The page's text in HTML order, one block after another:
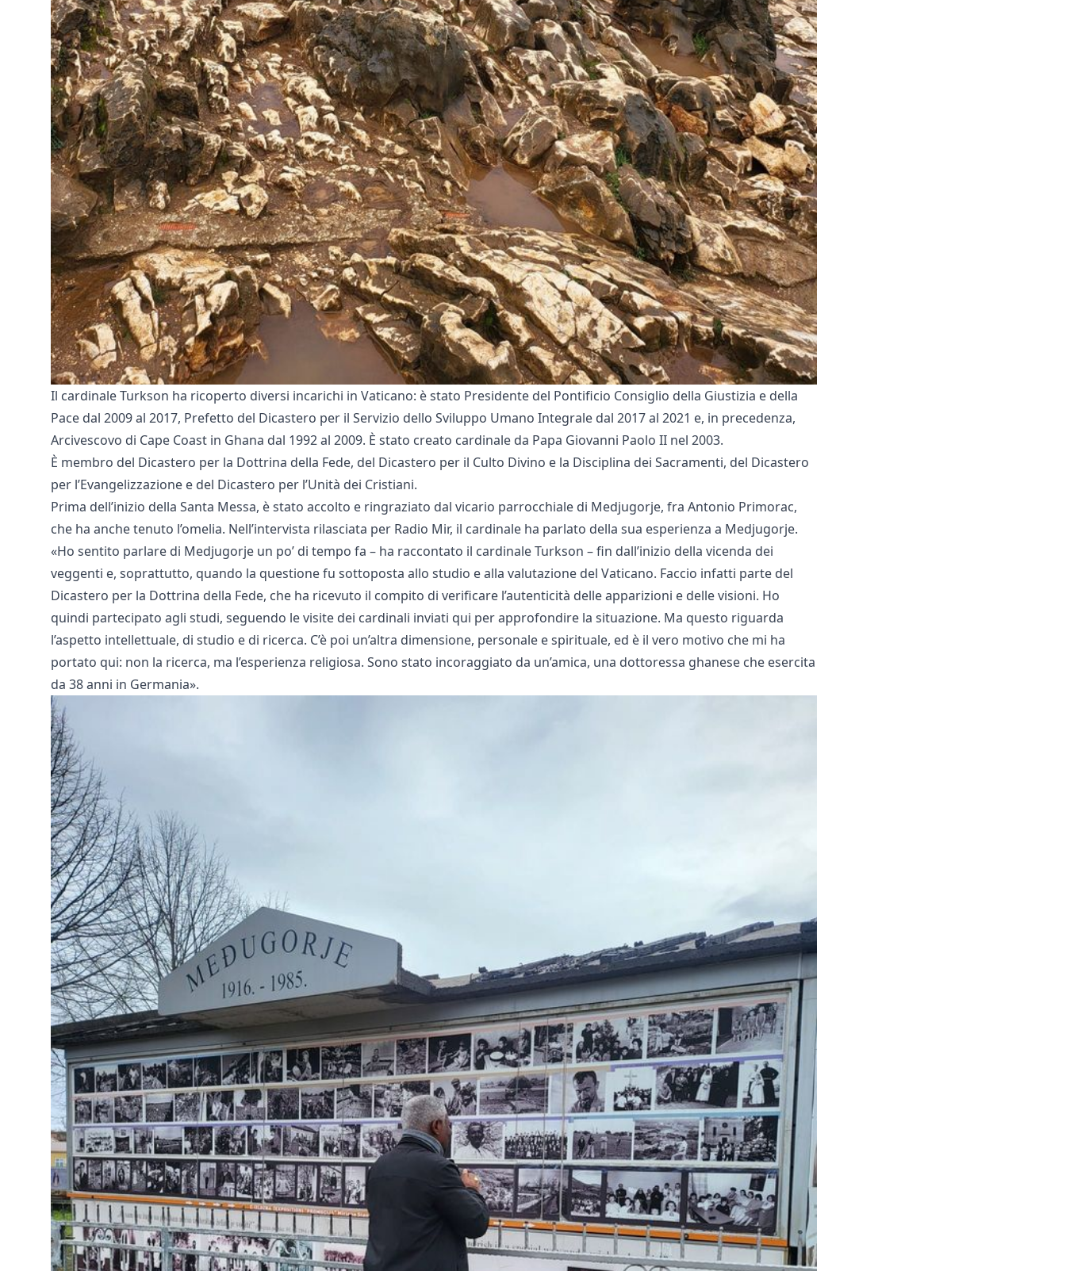
Il cardinale Turkson ha ricoperto diversi incarichi in Vaticano: è stato Presidente del Pontificio Consiglio della Giustizia e della
Pace dal 2009 al 2017, Prefetto del Dicastero per il Servizio dello Sviluppo Umano Integrale dal 2017 al 2021 e, in precedenza,
Arcivescovo di Cape Coast in Ghana dal 1992 al 2009. È stato creato cardinale da Papa Giovanni Paolo II nel 2003.
È membro del Dicastero per la Dottrina della Fede, del Dicastero per il Culto Divino e la Disciplina dei Sacramenti, del Dicastero
per l’Evangelizzazione e del Dicastero per l’Unità dei Cristiani.
Prima dell’inizio della Santa Messa, è stato accolto e ringraziato dal vicario parrocchiale di Medjugorje, fra Antonio Primorac,
che ha anche tenuto l’omelia. Nell’intervista rilasciata per Radio Mir, il cardinale ha parlato della sua esperienza a Medjugorje.
«Ho sentito parlare di Medjugorje un po’ di tempo fa – ha raccontato il cardinale Turkson – fin dall’inizio della vicenda dei
veggenti e, soprattutto, quando la questione fu sottoposta allo studio e alla valutazione del Vaticano. Faccio infatti parte del
Dicastero per la Dottrina della Fede, che ha ricevuto il compito di verificare l’autenticità delle apparizioni e delle visioni. Ho
quindi partecipato agli studi, seguendo le visite dei cardinali inviati qui per approfondire la situazione. Ma questo riguarda
l’aspetto intellettuale, di studio e di ricerca. C’è poi un’altra dimensione, personale e spirituale, ed è il vero motivo che mi ha
portato qui: non la ricerca, ma l’esperienza religiosa. Sono stato incoraggiato da un’amica, una dottoressa ghanese che esercita
da 38 anni in Germania».